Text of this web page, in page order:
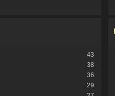
43
38
36
29